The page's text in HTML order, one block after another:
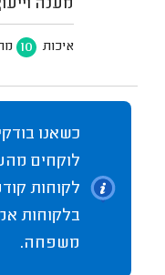
מענה
איכות 10
כשאנו
לוקחים
לקוחות
בלקוחות
משפחה.